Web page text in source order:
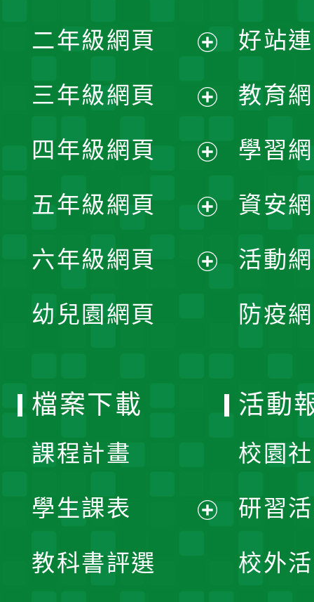
開
選
單
二年級網頁
開
選
單
三年級網頁
開
選
單
四年級網頁
開
選
五年級網頁
開
六年級網頁
幼兒園網頁
好站
教育
學習
資安
活動
防疫
檔案下載
課程計畫
學生課表
教科書評選
活動
校園
研習
校外